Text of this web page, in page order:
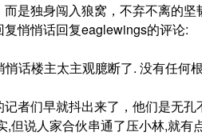
是独身闯入狼窝，不弃不离的坚
悄悄话回复eaglewings的评论:
话楼主太主观臆断了. 没有任何
者们早就抖出来了，他们是无孔
但说人家合伙串通了压小林,就有